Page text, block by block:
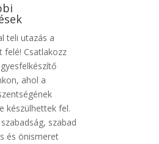
teli utazás a
felé! Csatlakozz
ahol a
készülhettek fel.
szabad
és önismeret